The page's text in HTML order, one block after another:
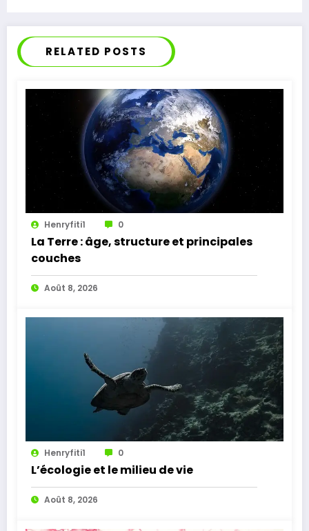
RELATED POSTS
Henryfiti1 0
La Terre : âge, structure et principales
couches
Août 8, 2026
Henryfiti1 0
L’écologie et le milieu de vie
Août 8, 2026